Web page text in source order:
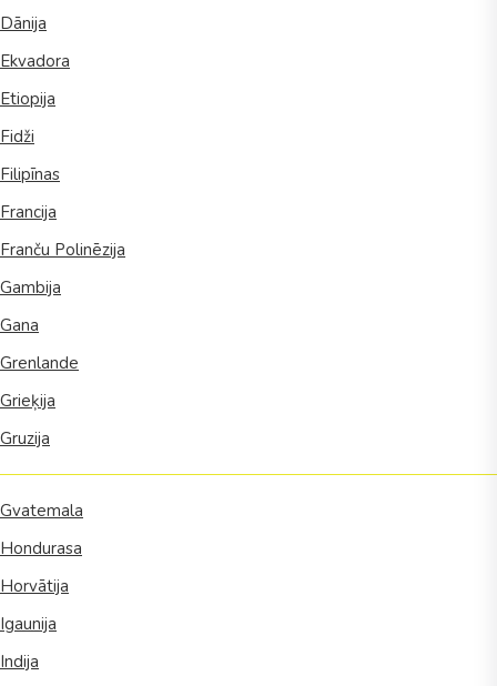
Dānija
Ekvadora
Etiopija
Fidži
Filipīnas
Francija
Franču Polinēzija
Gambija
Gana
Grenlande
Grieķija
Gruzija
Gvatemala
Hondurasa
Horvātija
Igaunija
Indija